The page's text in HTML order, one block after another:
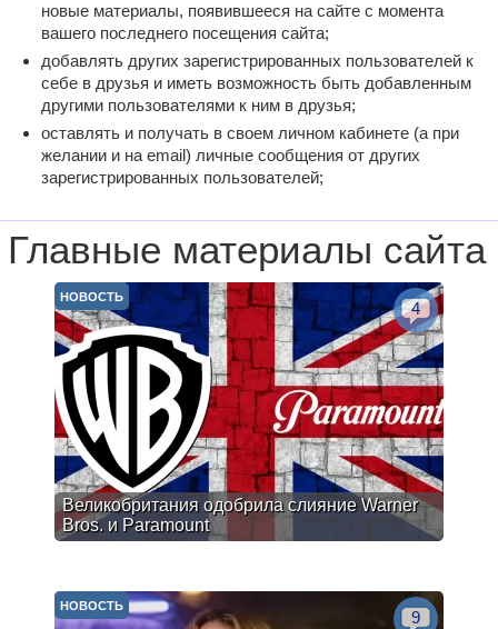
новые материалы, появившееся на сайте с момента
вашего последнего посещения сайта;
добавлять других зарегистрированных пользователей к
себе в друзья и иметь возможность быть добавленным
другими пользователями к ним в друзья;
оставлять и получать в своем личном кабинете (а при
желании и на email) личные сообщения от других
зарегистрированных пользователей;
Главные материалы сайта
Великобритания одобрила слияние Warner
Bros. и Paramount
НОВОСТЬ
4
НОВОСТЬ
9